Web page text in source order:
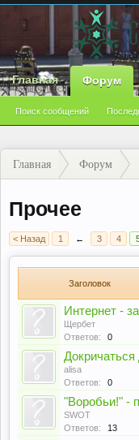
Главная Форум
Поиск сообщений
Главная Форум
Прочее
< Назад 1 ← 3 4
Заголовок
Интернет -
Щербет
Ответов:
0
Докричаться
alisa
Ответов:
0
"Воробьи!" -
SWOT
Ответов:
13